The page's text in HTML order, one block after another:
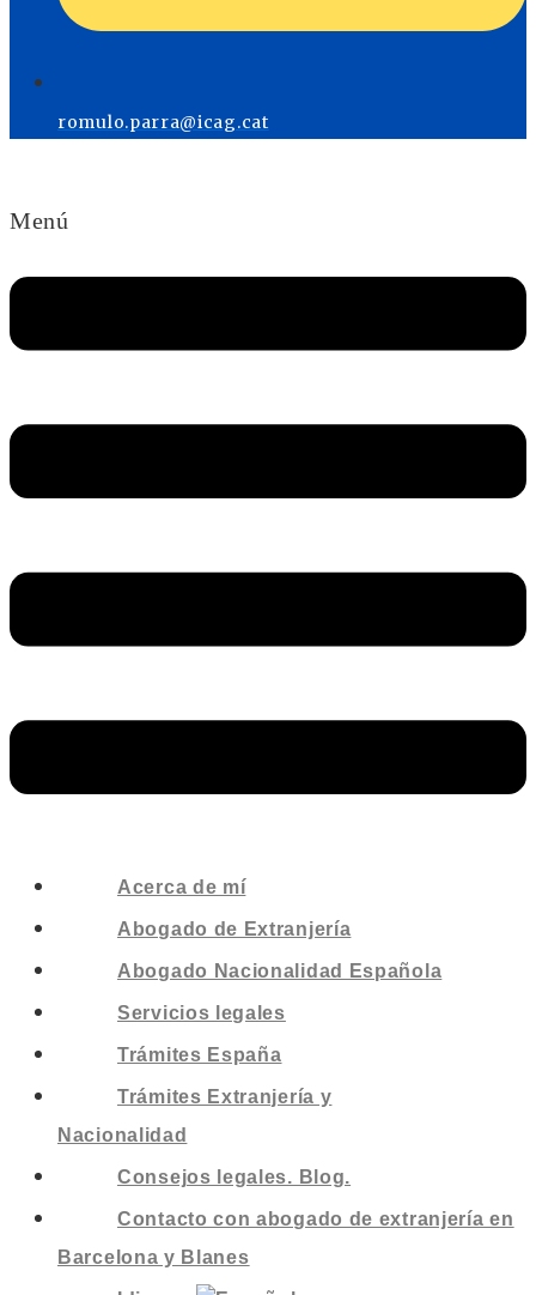
romulo.parra@icag.cat
Menú
Acerca de mí
Abogado de Extranjería
Abogado Nacionalidad Española
Servicios legales
Trámites España
Trámites Extranjería y
Nacionalidad
Consejos legales. Blog.
Contacto con abogado de extranjería en
Barcelona y Blanes